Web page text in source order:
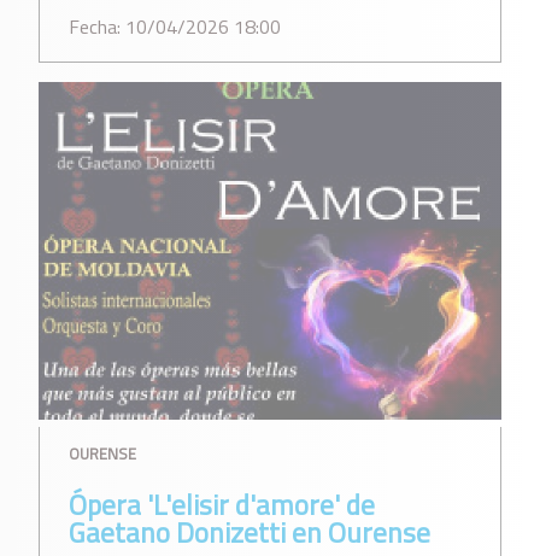
Fecha: 10/04/2026 18:00
OURENSE
Ópera 'L'elisir d'amore' de
Gaetano Donizetti en Ourense